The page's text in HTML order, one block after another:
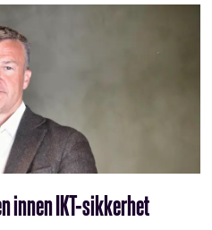
innen IKT-sikkerhet